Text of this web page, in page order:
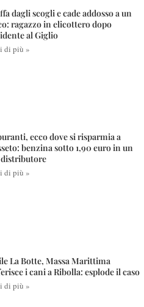
dagli scogli e cade addosso a un
ragazzo in elicottero dopo
al Giglio
di più »
ecco dove si risparmia a
benzina sotto 1,90 euro in un
di più »
La Botte, Massa Marittima
i cani a Ribolla: esplode il caso
di più »